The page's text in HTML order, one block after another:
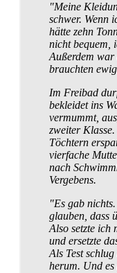
"Meine
schwer. Wenn
hätte zehn
nicht bequem,
Außerdem war
brauchten
Im Freibad
bekleidet ins
vermummt,
zweiter
Töchtern
vierfache
nach
Vergebens.
"Es gab
glauben, dass
Also setzte ich
und ersetzte
Als Test
herum. Und